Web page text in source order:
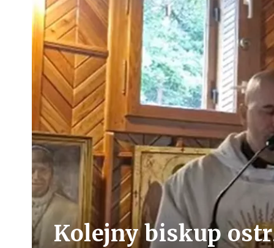
Kolejny biskup